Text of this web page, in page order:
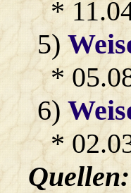
*
5)
*
6)
*
Quellen: